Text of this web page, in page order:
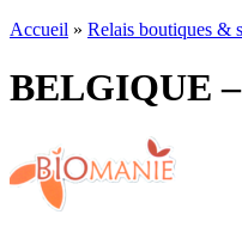
Accueil » Relais boutiques &
BELGIQUE